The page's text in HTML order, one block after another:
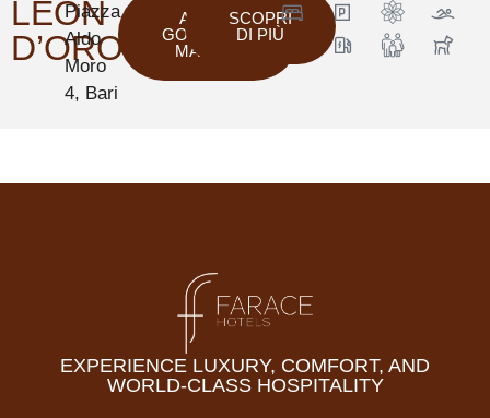
LEON
D’ORO
Piazza
Aldo
Moro
4, Bari
APRI
GOOGLE
MAPS
SCOPRI
DI PIÙ
EXPERIENCE LUXURY, COMFORT, AND
WORLD-CLASS HOSPITALITY